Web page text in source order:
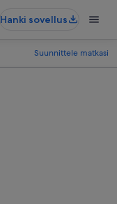
Hanki sovellus
Suunnittele matkasi